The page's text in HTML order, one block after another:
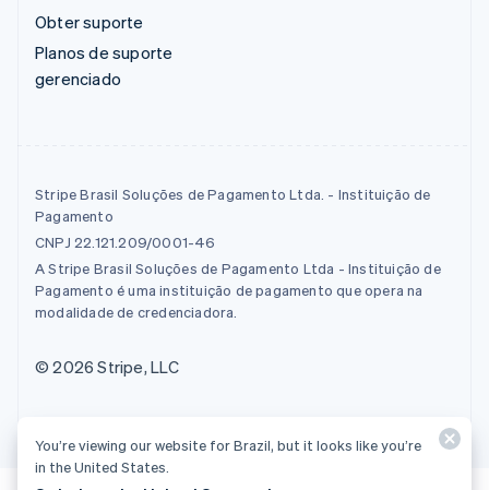
Obter suporte
Planos de suporte
gerenciado
Stripe Brasil Soluções de Pagamento Ltda. - Instituição de
Pagamento
CNPJ 22.121.209/0001-46
A Stripe Brasil Soluções de Pagamento Ltda - Instituição de
Pagamento é uma instituição de pagamento que opera na
modalidade de credenciadora.
© 2026 Stripe, LLC
You’re viewing our website for Brazil, but it looks like you’re
in the United States.